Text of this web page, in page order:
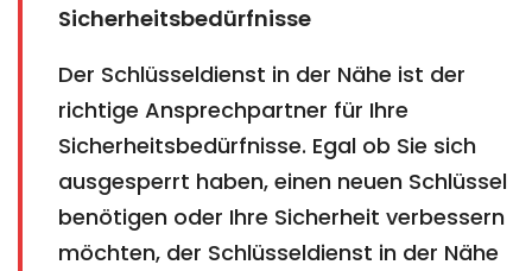
Sicherheitsbedürfnisse
Der Schlüsseldienst in der Nähe ist der
richtige Ansprechpartner für Ihre
Sicherheitsbedürfnisse. Egal ob Sie sich
ausgesperrt haben, einen neuen Schlüssel
benötigen oder Ihre Sicherheit verbessern
möchten, der Schlüsseldienst in der Nähe